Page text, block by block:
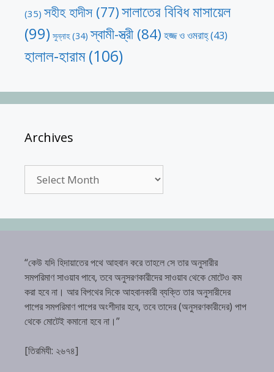
(35) সহীহ হাদীস(77)সালাতের বিবিধ মাসায়েল
(99) সুন্নাহ(34) স্বামী-স্ত্রী(84) হজ্জ ও ওমরাহ্‌(43)
হালাল-হারাম(106)
Archives
“কেউ যদি হিদায়াতের পথে আহবান করে তাহলে সে তার অনুসারীর
সমপরিমাণ সাওয়াব পাবে, তবে অনুসরণকারীদের সাওয়াব থেকে মোটেও কম
করা হবে না। আর বিপথের দিকে আহবানকারী ব্যক্তি তার অনুসারীদের
পাপের সমপরিমাণ পাপের অংশীদার হবে, তবে তাদের (অনুসরণকারীদের) পাপ
থেকে মোটেই কমানো হবে না।”
[তিরমিযী: ২৬৭৪]